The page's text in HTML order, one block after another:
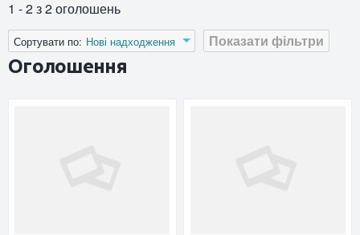
1 - 2 з 2 оголошень
Показати фільтри
Сортувати по: Нові надходження
Оголошення